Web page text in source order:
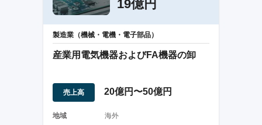
19億円
製造業（機械・電機・電子部品）
産業用電気機器およびFA機器の卸
売上高 20億円〜50億円
地域
海外